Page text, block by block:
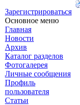
Зарегистрироваться
Основное меню
Главная
Новости
Архив
Каталог разделов
Фотогалерея
Личные сообщения
Профиль
пользователя
Статьи